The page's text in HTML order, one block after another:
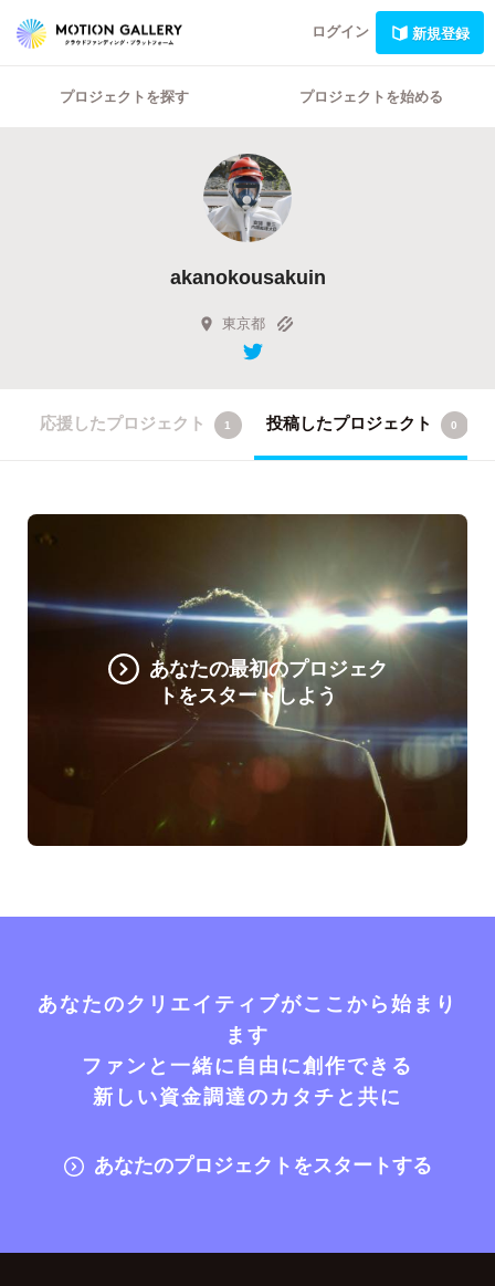
ログイン 新規登録
プロジェクトを探す プロジェクトを始める
akanokousakuin
東京都
応援したプロジェクト 1 投稿したプロジェクト 0
あなたの最初のプロジェク
トをスタートしよう
あなたのクリエイティブがここから始まり
ます
ファンと一緒に自由に創作できる
新しい資金調達のカタチと共に
あなたのプロジェクトをスタートする